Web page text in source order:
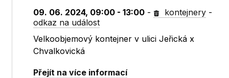
09. 06. 2024, 09:00 - 13:00 - kontejnery -
odkaz na událost
Velkoobjemový kontejner v ulici Jeřická x
Chvalkovická
Přejít na více informací